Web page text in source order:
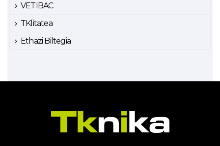
VETIBAC
TKlitatea
Ethazi Biltegia